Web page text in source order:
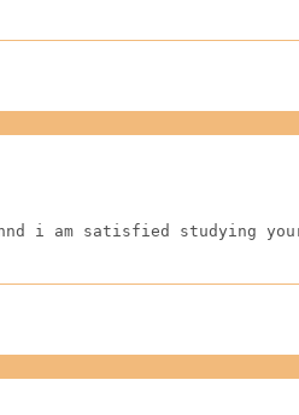
i am satisfied studying